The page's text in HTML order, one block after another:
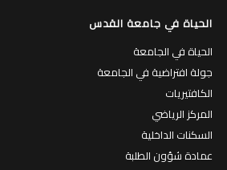
الحياة في جامعة القدس
الحياة في الجامعة
جولة افتراضية في الجامعة
الكافتيريات
المركز الرياضي
السكنات الداخلية
عمادة شؤون الطلبة